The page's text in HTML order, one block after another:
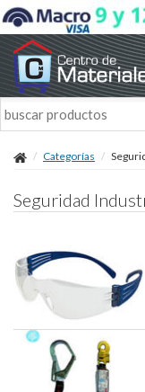
Categorías
Seguridad